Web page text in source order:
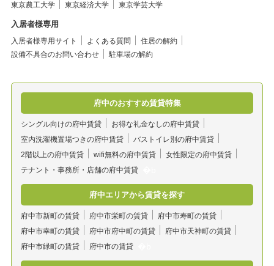
東京農工大学 東京経済大学 東京学芸大学
入居者様専用
入居者様専用サイト よくある質問
住居の解約
設備不具合のお問い合わせ
駐車場の解約
府中のおすすめ賃貸特集
シングル向けの府中賃貸
お得な礼金なしの府中賃貸
室内洗濯機置場つきの府中賃貸
バストイレ別の府中賃貸
2階以上の府中賃貸
wifi無料の府中賃貸
女性限定の府中賃貸
テナント・事務所・店舗の府中賃貸
府中エリアから賃貸を探す
府中市新町の賃貸 府中市栄町の賃貸
府中市寿町の賃貸
府中市幸町の賃貸
府中市府中町の賃貸
府中市天神町の賃貸
府中市緑町の賃貸
府中市の賃貸